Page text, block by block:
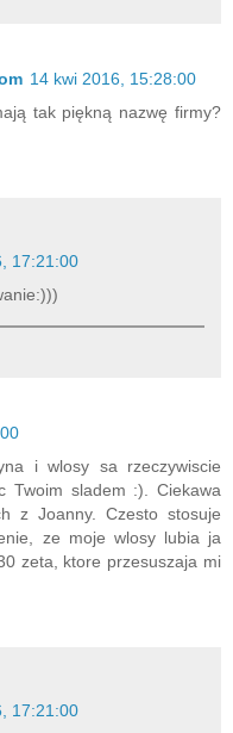
14 kwi 2016, 15:28:00
tak piękną nazwę firmy?
17:21:00
i wlosy sa rzeczywiscie
Twoim sladem :). Ciekawa
z Joanny. Czesto stosuje
ze moje wlosy lubia ja
zeta, ktore przesuszaja mi
17:21:00